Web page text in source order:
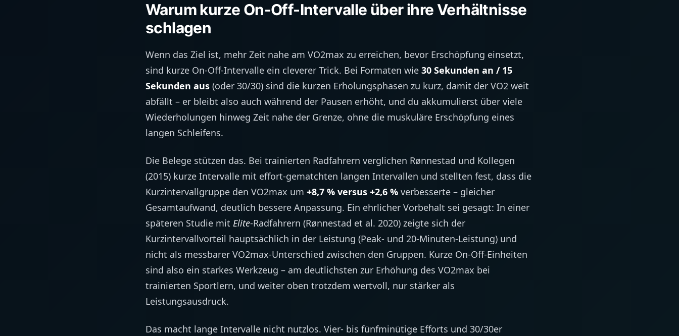
Warum kurze On-Off-Intervalle über ihre Verhältnisse
schlagen
Wenn das Ziel ist, mehr Zeit nahe am VO2max zu erreichen, bevor Erschöpfung einsetzt,
sind kurze On-Off-Intervalle ein cleverer Trick. Bei Formaten wie 30 Sekunden an / 15
Sekunden aus (oder 30/30) sind die kurzen Erholungsphasen zu kurz, damit der VO2 weit
abfällt – er bleibt also auch während der Pausen erhöht, und du akkumulierst über viele
Wiederholungen hinweg Zeit nahe der Grenze, ohne die muskuläre Erschöpfung eines
langen Schleifens.
Die Belege stützen das. Bei trainierten Radfahrern verglichen Rønnestad und Kollegen
(2015) kurze Intervalle mit effort-gematchten langen Intervallen und stellten fest, dass die
Kurzintervallgruppe den VO2max um +8,7 % versus +2,6 % verbesserte – gleicher
Gesamtaufwand, deutlich bessere Anpassung. Ein ehrlicher Vorbehalt sei gesagt: In einer
späteren Studie mit Elite-Radfahrern (Rønnestad et al. 2020) zeigte sich der
Kurzintervallvorteil hauptsächlich in der Leistung (Peak- und 20-Minuten-Leistung) und
nicht als messbarer VO2max-Unterschied zwischen den Gruppen. Kurze On-Off-Einheiten
sind also ein starkes Werkzeug – am deutlichsten zur Erhöhung des VO2max bei
trainierten Sportlern, und weiter oben trotzdem wertvoll, nur stärker als
Leistungsausdruck.
Das macht lange Intervalle nicht nutzlos. Vier- bis fünfminütige Efforts und 30/30er